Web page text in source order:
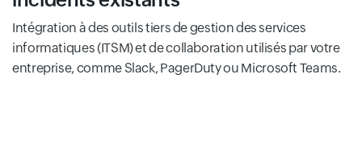
Intégration à des outils tiers de gestion des services
informatiques (ITSM) et de collaboration utilisés par votre
entreprise, comme Slack, PagerDuty ou Microsoft Teams.